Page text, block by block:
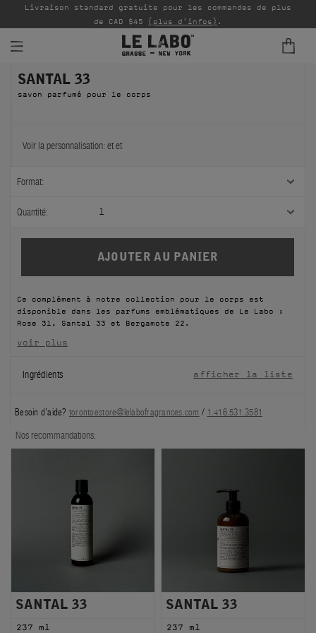
PARFUMS
INTÉRIEUR
BODY — HAIR — FACE
GROOMING
ODDITIES
ÉCHANTILLONS
Panier (0)
Livraison standard gratuite pour les commandes de plus
de CAD $45 (plus d'infos) .
SANTAL 33
savon parfumé pour le corps
Voir la personnalisation: etet
Format:
Quantité: 1
Ce complément à notre collection pour le corps est
disponible dans les parfums emblématiques de Le Labo :
Rose 31, Santal 33 et Bergamote 22.
voir plus
Ingrédients afficher la liste
Besoin d'aide? torontoestore@lelabofragrances.com / 1.416.531.3581
Nos recommandations:
SANTAL 33
237 ml
SANTAL 33
237 ml